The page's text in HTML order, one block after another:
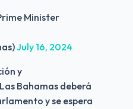
Minister
July 16, 2024
y
Bahamas deberá
y se espera